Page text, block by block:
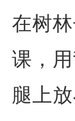
在树
课，
腿上